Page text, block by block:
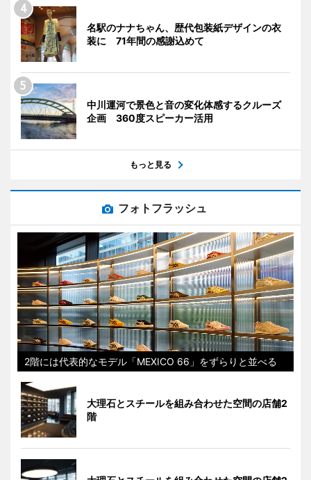
名駅のナナちゃん、歴代包装紙デザインの衣
装に 71年間の感謝込めて
中川運河で景色と音の変化体感するクルーズ
企画 360度スピーカー活用
もっと見る
フォトフラッシュ
2階には代表的なモデル「MEXICO 66」をずらりと並べる
大理石とスチールを組み合わせた空間の店舗2
階